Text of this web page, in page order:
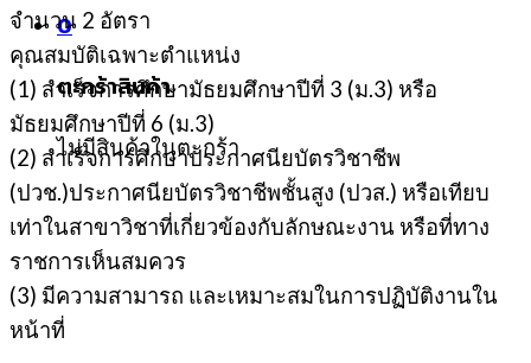
0
ตะกร้าสินค้า
ไม่มีสินค้าในตะกร้า
จำนวน 2 อัตรา
คุณสมบัติเฉพาะตำแหน่ง
(1) สำเร็จการศึกษามัธยมศึกษาปีที่ 3 (ม.3) หรือ
มัธยมศึกษาปีที่ 6 (ม.3)
(2) สำเร็จการศึกษาประกาศนียบัตรวิชาชีพ
(ปวช.)ประกาศนียบัตรวิชาชีพชั้นสูง (ปวส.) หรือเทียบ
เท่าในสาขาวิชาที่เกี่ยวข้องกับลักษณะงาน หรือที่ทาง
ราชการเห็นสมควร
(3) มีความสามารถ และเหมาะสมในการปฏิบัติงานใน
หน้าที่